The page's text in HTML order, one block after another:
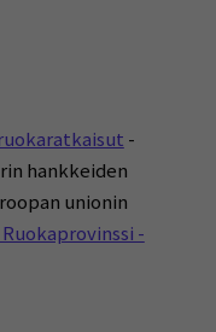
-
hankkeiden
unionin
-